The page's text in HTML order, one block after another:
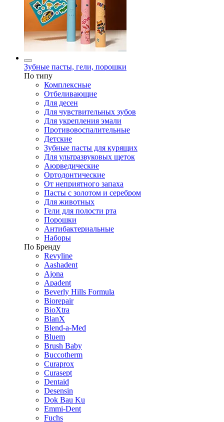
Зубные пасты, гели, порошки
По типу
Комплексные
Отбеливающие
Для десен
Для чувствительных зубов
Для укрепления эмали
Противовоспалительные
Детские
Зубные пасты для курящих
Для ультразвуковых щеток
Аюрведические
Ортодонтические
От неприятного запаха
Пасты с золотом и серебром
Для животных
Гели для полости рта
Порошки
Антибактериальные
Наборы
По Бренду
Revyline
Aashadent
Ajona
Apadent
Beverly Hills Formula
Biorepair
BioXtra
BlanX
Blend-a-Med
Bluem
Brush Baby
Buccotherm
Curaprox
Curasept
Dentaid
Desensin
Dok Bau Ku
Emmi-Dent
Fuchs